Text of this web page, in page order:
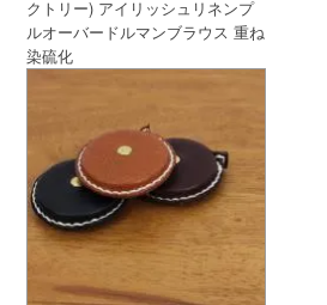
クトリー) アイリッシュリネンプ
ルオーバードルマンブラウス 重ね
染硫化